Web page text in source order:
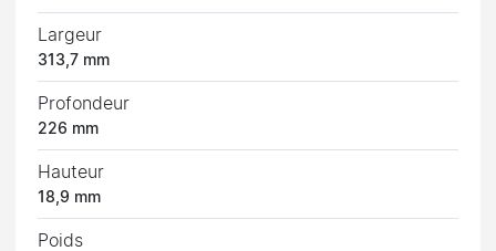
Largeur
313,7 mm
Profondeur
226 mm
Hauteur
18,9 mm
Poids